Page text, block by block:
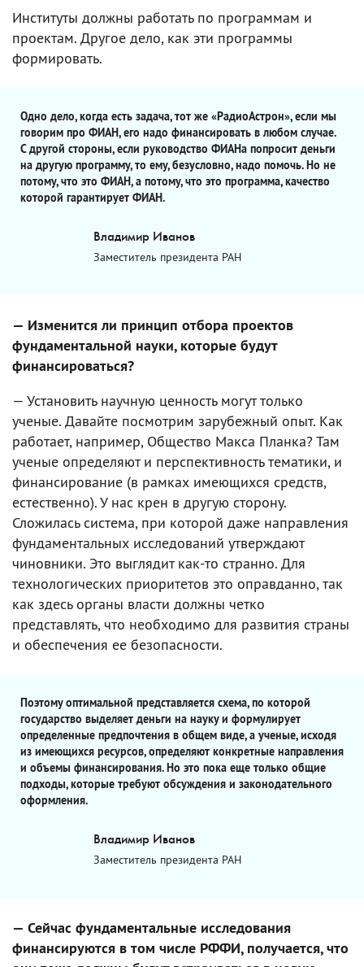
Институты должны работать по программам и
проектам. Другое дело, как эти программы
формировать.
Одно дело, когда есть задача, тот же «РадиоАстрон», если мы
говорим про ФИАН, его надо финансировать в любом случае.
С другой стороны, если руководство ФИАНа попросит деньги
на другую программу, то ему, безусловно, надо помочь. Но не
потому, что это ФИАН, а потому, что это программа, качество
которой гарантирует ФИАН.
Владимир Иванов
Заместитель президента РАН
— Изменится ли принцип отбора проектов
фундаментальной науки, которые будут
финансироваться?
— Установить научную ценность могут только
ученые. Давайте посмотрим зарубежный опыт. Как
работает, например, Общество Макса Планка? Там
ученые определяют и перспективность тематики, и
финансирование (в рамках имеющихся средств,
естественно). У нас крен в другую сторону.
Сложилась система, при которой даже направления
фундаментальных исследований утверждают
чиновники. Это выглядит как-то странно. Для
технологических приоритетов это оправданно, так
как здесь органы власти должны четко
представлять, что необходимо для развития страны
и обеспечения ее безопасности.
Поэтому оптимальной представляется схема, по которой
государство выделяет деньги на науку и формулирует
определенные предпочтения в общем виде, а ученые, исходя
из имеющихся ресурсов, определяют конкретные направления
и объемы финансирования. Но это пока еще только общие
подходы, которые требуют обсуждения и законодательного
оформления.
Владимир Иванов
Заместитель президента РАН
— Сейчас фундаментальные исследования
финансируются в том числе РФФИ, получается, что